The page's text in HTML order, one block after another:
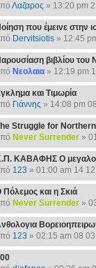
Λαζαρος » 13:20 pm
που έμεινε στην
Dervitsiotis» 12:45
βιβλίου του
Νεολαια» 12:19 pm
και Τιμωρία
Γιάννης » 14:08 pm
Struggle for
Never Surrender»
ΚΑΒΑΦΗΣ Ο
123 » 01:00 am 14
Πόλεμος και η Σκιά
Never Surrender»
123 » 02:15 am 08